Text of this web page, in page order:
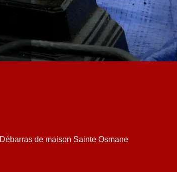
Débarras de maison Sainte Osmane